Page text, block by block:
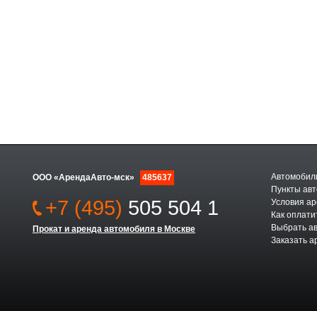
ООО «АрендаАвто-мск» 485637
+7 (495) 505 504 1
Прокат и аренда автомобиля в Москве
Пункты
Условия
Как
Выбрать
Заказать